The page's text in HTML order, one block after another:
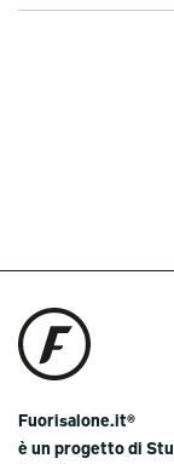
Fuorisalone.it®
è un progetto di